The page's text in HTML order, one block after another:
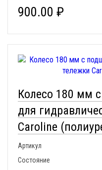
900.00 ₽
Колесо 180 мм
для
Caroline
Артикул
Состояние